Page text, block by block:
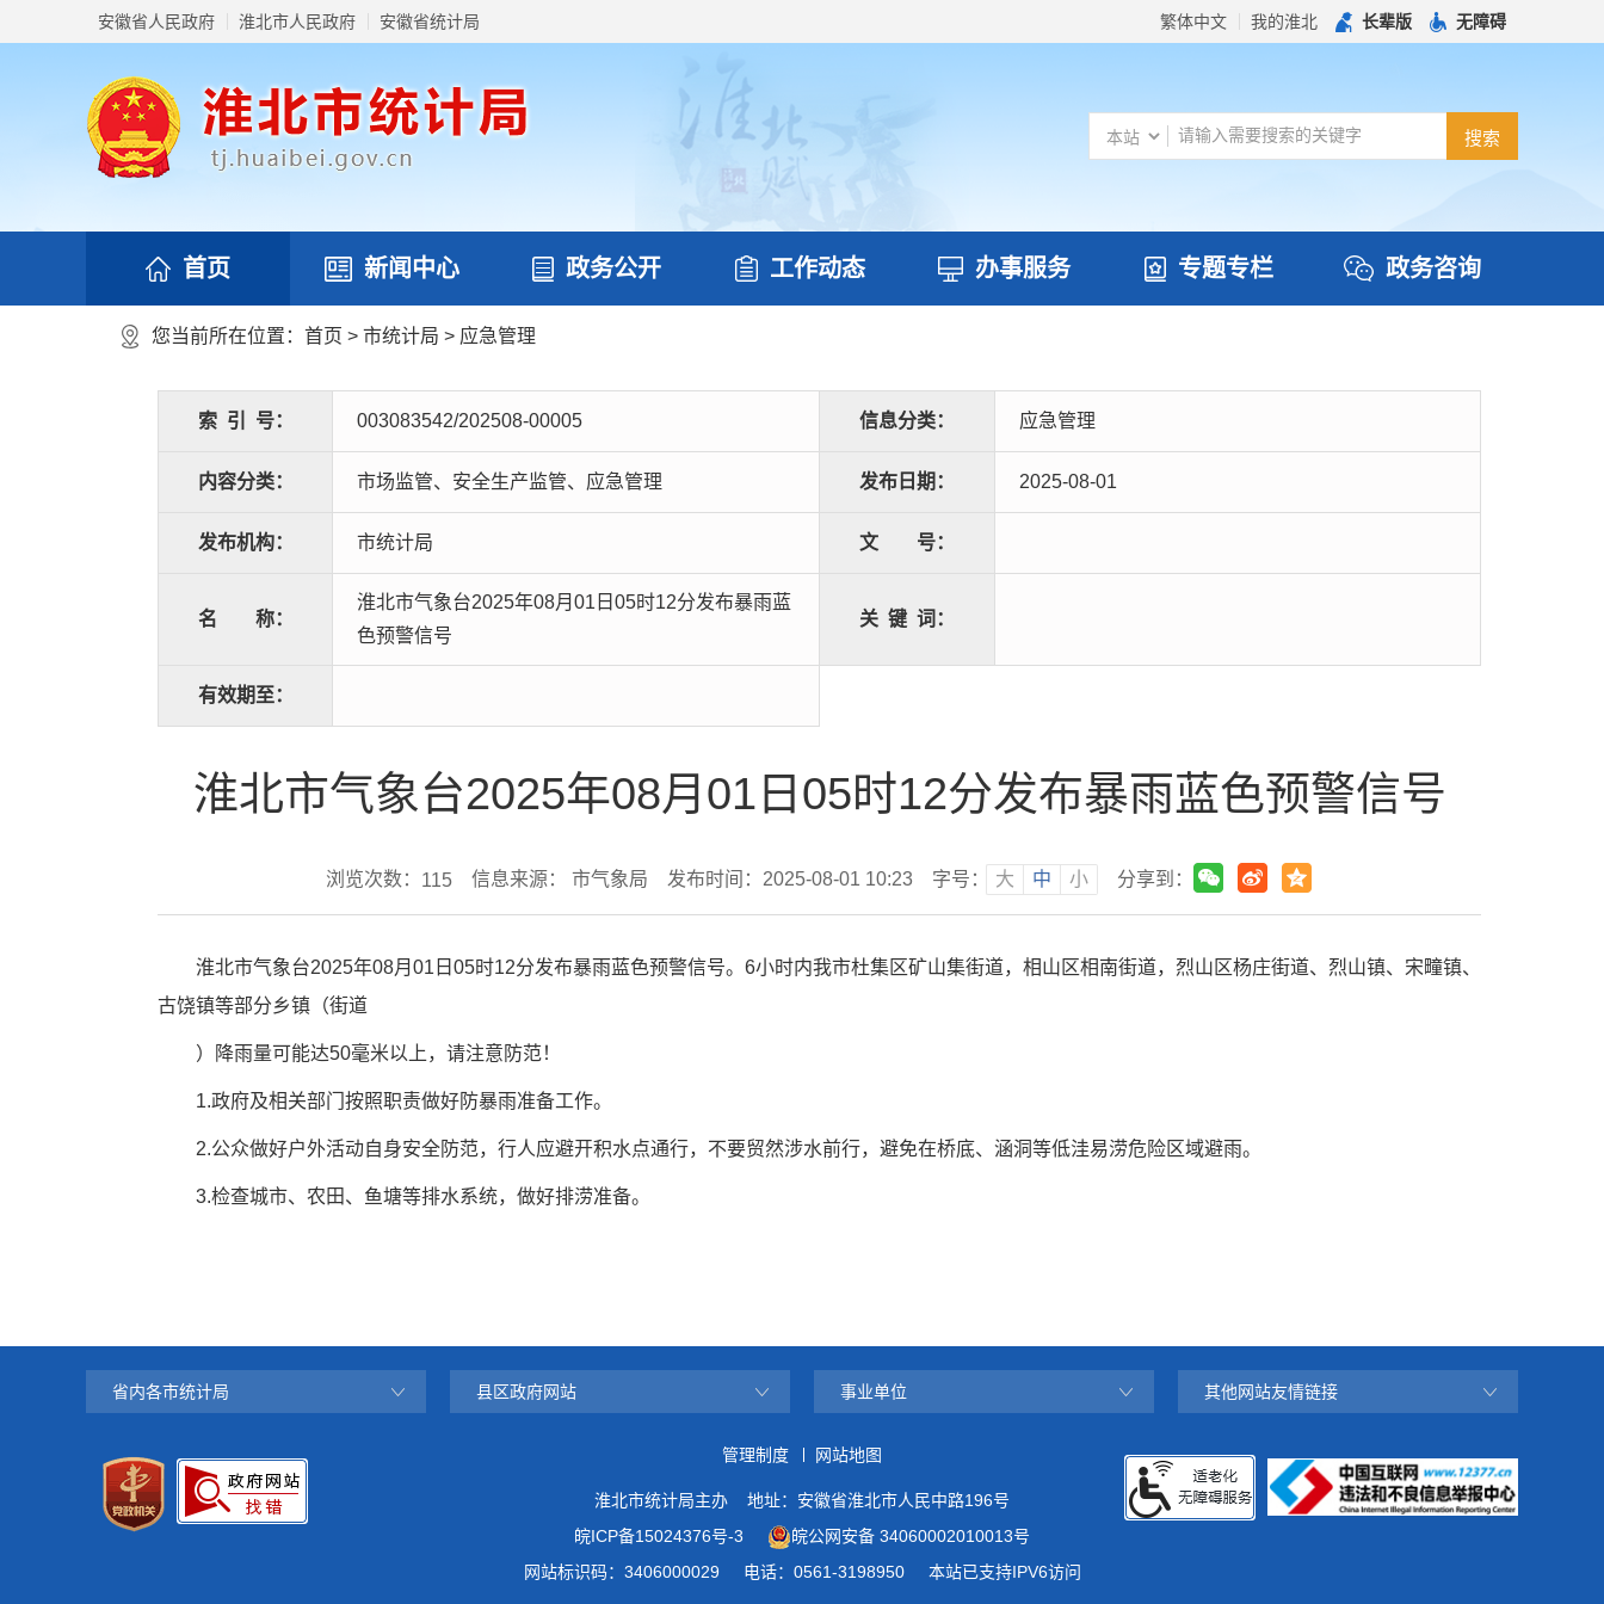
安徽省人民政府 淮北市人民政府 安徽省统计局 繁体中文 我的淮北 长辈版 无障碍
首页 新闻中心 政务公开 工作动态 办事服务 专题专栏 政务咨询
您当前所在位置： 首页 > 市统计局 > 应急管理
索 引 号： 003083542/202508-00005 信息分类： 应急管理
内容分类： 市场监管、安全生产监管、应急管理 发布日期： 2025-08-01
发布机构： 市统计局 文 号：
名 称：
淮北市气象台2025年08月01日05时12分发布暴雨蓝
色预警信号
关 键 词：
有效期至：
淮北市气象台2025年08月01日05时12分发布暴雨蓝色预警信号
浏览次数： 115 信息来源： 市气象局 发布时间：2025-08-01 10:23 字号： 大 中 小 分享到：
淮北市气象台2025年08月01日05时12分发布暴雨蓝色预警信号。6小时内我市杜集区矿山集街道，相山区相南街道，烈山区杨庄街道、烈山镇、宋疃镇、
古饶镇等部分乡镇（街道
）降雨量可能达50毫米以上，请注意防范！
1.政府及相关部门按照职责做好防暴雨准备工作。
2.公众做好户外活动自身安全防范，行人应避开积水点通行，不要贸然涉水前行，避免在桥底、涵洞等低洼易涝危险区域避雨。
3.检查城市、农田、鱼塘等排水系统，做好排涝准备。
省内各市统计局 县区政府网站 事业单位 其他网站友情链接
管理制度 网站地图
淮北市统计局主办
地址：安徽省淮北市人民中路196号
皖ICP备15024376号-3
皖公网安备 34060002010013号
网站标识码：3406000029
电话：0561-3198950 本站已支持IPV6访问